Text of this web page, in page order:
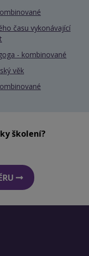
času vykonávající
- kombinované
věk
školení?